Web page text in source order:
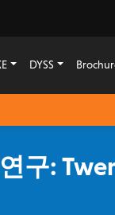
DYSS
구: